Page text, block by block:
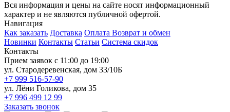
Вся информация и цены на сайте носят информационный
характер и не являются публичной офертой.
Навигация
Как заказать Доставка Оплата Возврат и обмен
Новинки Контакты Статьи Система скидок
Контакты
Прием заявок с 11:00 до 19:00
ул. Стародеревенская, дом 33/10Б
+7 999 516-57-90
ул. Лёни Голикова, дом 35
+7 996 499 12 99
Заказать звонок